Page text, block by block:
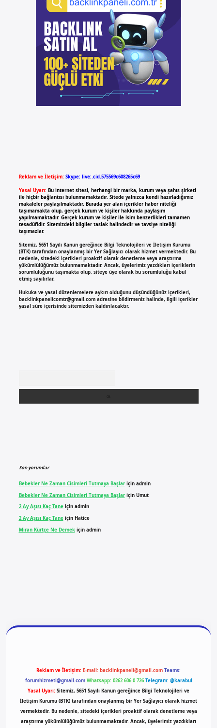
Reklam ve İletişim: Skype: live:.cid.575569c608265c69
Yasal Uyarı: Bu internet sitesi, herhangi bir marka, kurum veya şahıs şirketi
ile hiçbir bağlantısı bulunmamaktadır. Sitede yalnızca kendi hazırladığımız
makaleler paylaşılmaktadır. Burada yer alan içerikler haber niteliği
taşımamakta olup, gerçek kurum ve kişiler hakkında paylaşım
yapılmamaktadır. Gerçek kurum ve kişiler ile isim benzerlikleri tamamen
tesadüfidir. Sitemizdeki bilgiler taslak halindedir ve tavsiye niteliği
taşımazlar.
Sitemiz, 5651 Sayılı Kanun gereğince Bilgi Teknolojileri ve İletişim Kurumu
(BTK) tarafından onaylanmış bir Yer Sağlayıcı olarak hizmet vermektedir. Bu
nedenle, sitedeki içerikleri proaktif olarak denetleme veya araştırma
yükümlülüğümüz bulunmamaktadır. Ancak, üyelerimiz yazdıkları içeriklerin
sorumluluğunu taşımakta olup, siteye üye olarak bu sorumluluğu kabul
etmiş sayılırlar.
Hukuka ve yasal düzenlemelere aykırı olduğunu düşündüğünüz içerikleri,
backlinkpanelicomtr@gmail.comadresine bildirmeniz halinde, ilgili içerikler
yasal süre içerisinde sitemizden kaldırılacaktır.
Son yorumlar
Bebekler Ne Zaman Cisimleri Tutmaya Başlariçin admin
Bebekler Ne Zaman Cisimleri Tutmaya Başlariçin Umut
2 Ay Aşısı Kaç Taneiçin admin
2 Ay Aşısı Kaç Taneiçin Hatice
Miran Kürtçe Ne Demekiçin admin
Reklam ve İletişim: E-mail: backlinkpaneli@gmail.com Teams:
forumhizmeti@gmail.com Whatsapp: 0262 606 0 726 Telegram: @karabul
Yasal Uyarı: Sitemiz, 5651 Sayılı Kanun gereğince Bilgi Teknolojileri ve
İletişim Kurumu (BTK) tarafından onaylanmış bir Yer Sağlayıcı olarak hizmet
vermektedir. Bu nedenle, sitedeki içerikleri proaktif olarak denetleme veya
araştırma yükümlülüğümüz bulunmamaktadır. Ancak, üyelerimiz yazdıkları